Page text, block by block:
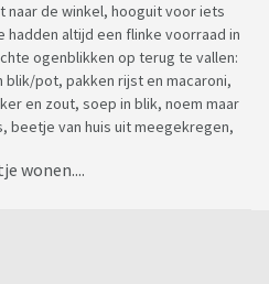
naar de winkel, hooguit voor iets
hadden altijd een flinke voorraad in
ogenblikken op terug te vallen:
pot, pakken rijst en macaroni,
en zout, soep in blik, noem maar
beetje van huis uit meegekregen,
wonen....